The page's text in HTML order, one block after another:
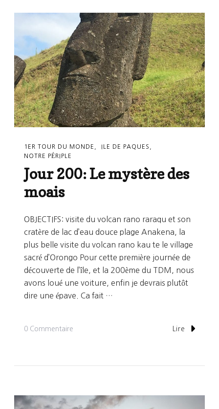
Découverte
De
La
Mystérieuse
Ile
De
Pâques
1ER TOUR DU MONDE
ILE DE PAQUES
NOTRE PÉRIPLE
Jour 200: Le mystère des
moais
OBJECTIFS: visite du volcan rano raraqu et son
cratère de lac d’eau douce plage Anakena, la
plus belle visite du volcan rano kau te le village
sacré d’Orongo Pour cette première journée de
découverte de l’île, et la 200ème du TDM, nous
avons loué une voiture, enfin je devrais plutôt
dire une épave. Ca fait …
0 Commentaire Lire